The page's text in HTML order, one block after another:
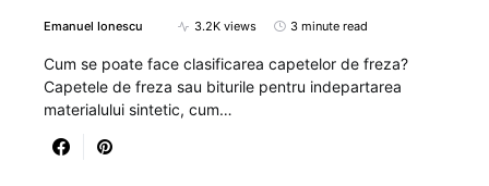
Emanuel Ionescu 3.2K views 3 minute read
Cum se poate face clasificarea capetelor de freza?
Capetele de freza sau biturile pentru indepartarea
materialului sintetic, cum…